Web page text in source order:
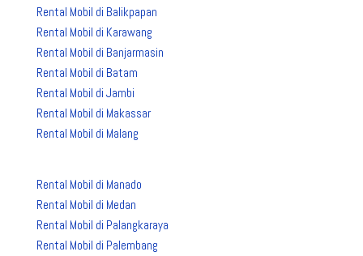
Rental Mobil di Balikpapan
Rental Mobil di Karawang
Rental Mobil di Banjarmasin
Rental Mobil di Batam
Rental Mobil di Jambi
Rental Mobil di Makassar
Rental Mobil di Malang
Rental Mobil di Manado
Rental Mobil di Medan
Rental Mobil di Palangkaraya
Rental Mobil di Palembang